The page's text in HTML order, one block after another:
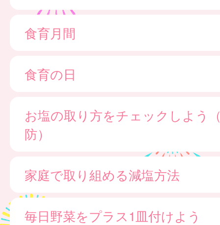
食育月間
食育の日
お塩の取り方をチェックしよう
防）
家庭で取り組める減塩方法
毎日野菜をプラス1皿付けよう